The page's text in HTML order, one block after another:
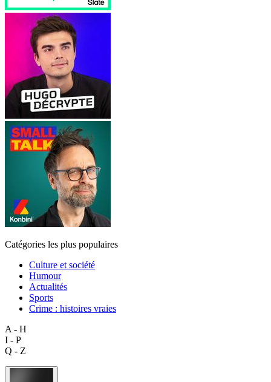
Catégories les plus populaires
Culture et société
Humour
Actualités
Sports
Crime : histoires vraies
A - H
I - P
Q - Z